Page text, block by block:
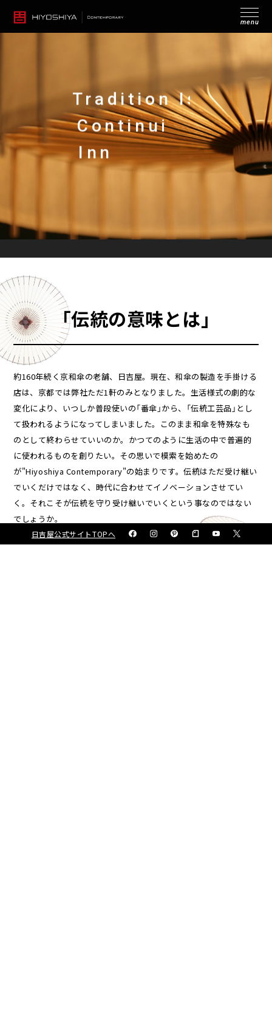
KOTORI
MOTO
BLOOM
RYOTEN
NODATE
OTHERS
株式会社日吉屋 INTERIOR
menu
Tradition Is
Continuing
Innovation
「伝統の意味とは」
約160年続く京和傘の老舗、日吉屋。 現在、和傘の製造を手掛ける
店は、京都では弊社ただ1軒のみとなりました。 生活様式の劇的な
変化により、いつしか普段使いの「番傘」から、「伝統工芸品」 とし
て扱われるようになってしまいました。このまま和傘を特殊なも
のとして終わらせていいのか。かつてのように生活の中で普遍的
に使われるものを創りたい。 その思いで模索を始めたの
が"Hiyoshiya Contemporary"の始まりです。伝統はただ受け継い
でいくだけではなく、時代に合わせてイノベーションさせてい
く。 それこそが伝統を守り受け継いでいくという事なのではない
でしょうか。
日吉屋公式サイトTOPへ